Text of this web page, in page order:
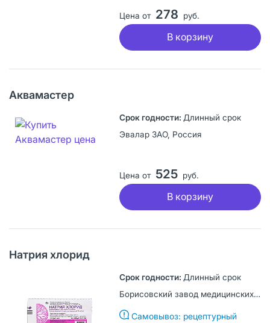
Цена от 278 руб.
В корзину
Аквамастер
Длинный срок
Эвалар ЗАО, Россия
Цена от 525 руб.
В корзину
Натрия хлорид
Длинный срок
Борисовский завод медицинских препаратов, Беларусь
Самовывоз: рецептурный